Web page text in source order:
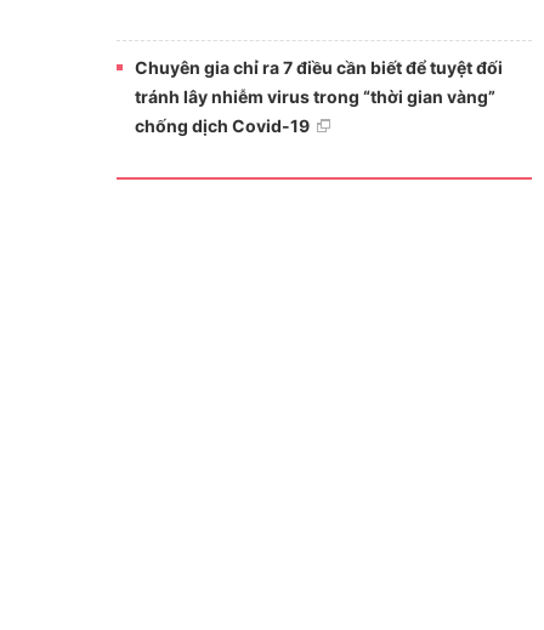
Chuyên gia chỉ ra 7 điều cần biết để tuyệt đối
tránh lây nhiễm virus trong “thời gian vàng”
chống dịch Covid-19